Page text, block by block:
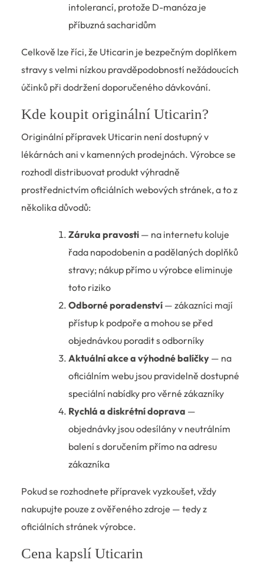
intolerancí, protože D-manóza je
příbuzná sacharidům
Celkově lze říci, že Uticarin je bezpečným doplňkem
stravy s velmi nízkou pravděpodobností nežádoucích
účinků při dodržení doporučeného dávkování.
Kde koupit originální Uticarin?
Originální přípravek Uticarin není dostupný v
lékárnách ani v kamenných prodejnách. Výrobce se
rozhodl distribuovat produkt výhradně
prostřednictvím oficiálních webových stránek, a to z
několika důvodů:
Záruka pravosti — na internetu koluje
řada napodobenin a padělaných doplňků
stravy; nákup přímo u výrobce eliminuje
toto riziko
Odborné poradenství — zákazníci mají
přístup k podpoře a mohou se před
objednávkou poradit s odborníky
Aktuální akce a výhodné balíčky — na
oficiálním webu jsou pravidelně dostupné
speciální nabídky pro věrné zákazníky
Rychlá a diskrétní doprava —
objednávky jsou odesílány v neutrálním
balení s doručením přímo na adresu
zákazníka
Pokud se rozhodnete přípravek vyzkoušet, vždy
nakupujte pouze z ověřeného zdroje — tedy z
oficiálních stránek výrobce.
Cena kapslí Uticarin